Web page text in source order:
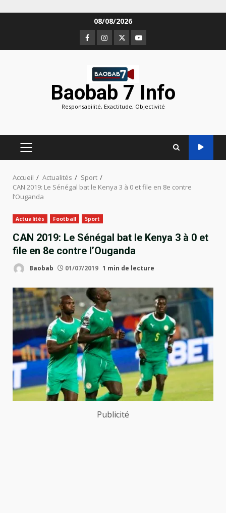
08/08/2026
Facebook
Instagram
TwitterYoutube
Baobab 7 Info
Responsabilité, Exactitude, Objectivité
MENU
PRINCIPAL
Accueil Actualités
Sport
CAN 2019: Le Sénégal bat le Kenya 3 à 0 et file en 8e contre
l’Ouganda
Actualités Football Sport
CAN 2019: Le Sénégal bat le Kenya 3 à 0 et
file en 8e contre l’Ouganda
Baobab 01/07/2019 1 min de lecture
Publicité